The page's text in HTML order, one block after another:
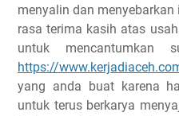
menyalin dan
rasa terima kasih atas
untuk mencantumkan
https://
yang anda buat karena
untuk terus berkarya